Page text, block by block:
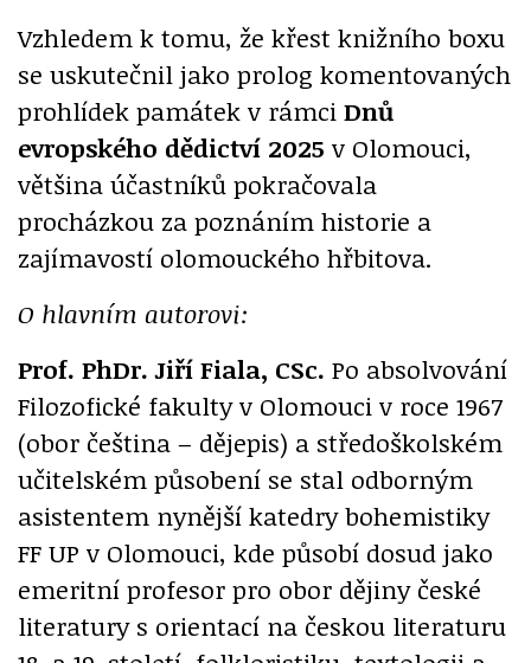
Vzhledem k tomu, že křest knižního boxu
se uskutečnil jako prolog komentovaných
prohlídek památek v rámci Dnů
evropského dědictví 2025 v Olomouci,
většina účastníků pokračovala
procházkou za poznáním historie a
zajímavostí olomouckého hřbitova.
O hlavním autorovi:
Prof. PhDr. Jiří Fiala, CSc. Po absolvování
Filozofické fakulty v Olomouci v roce 1967
(obor čeština – dějepis) a středoškolském
učitelském působení se stal odborným
asistentem nynější katedry bohemistiky
FF UP v Olomouci, kde působí dosud jako
emeritní profesor pro obor dějiny české
literatury s orientací na českou literaturu